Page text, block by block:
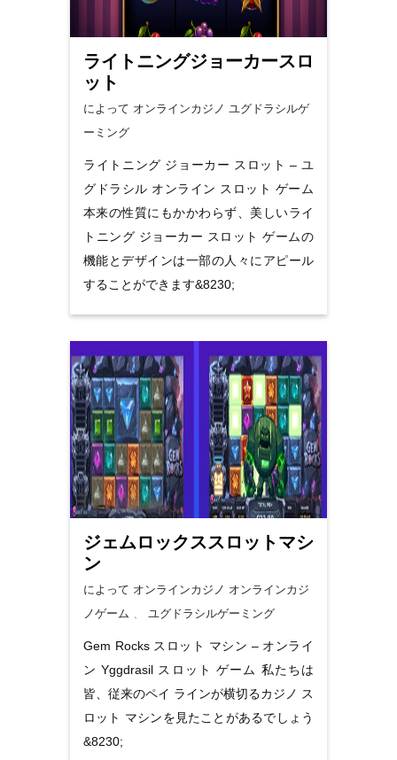
ライトニングジョーカースロ
ット
によって オンラインカジノ ユグドラシルゲ
ーミング
ライトニング ジョーカー スロット – ユ
グドラシル オンライン スロット ゲーム
本来の性質にもかかわらず、美しいライ
トニング ジョーカー スロット ゲームの
機能とデザインは一部の人々にアピール
することができます&8230;
ジェムロックススロットマシ
ン
によって オンラインカジノ オンラインカジ
ノゲーム
ユグドラシルゲーミング
Gem Rocks スロット マシン – オンライ
ン Yggdrasil スロット ゲーム 私たちは
皆、従来のペイ ラインが横切るカジノ ス
ロット マシンを見たことがあるでしょう
&8230;